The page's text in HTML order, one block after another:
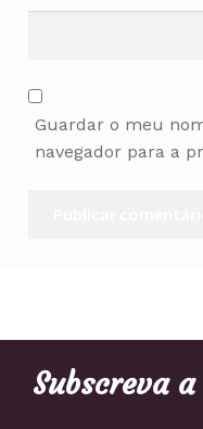
Guardar o meu
navegador para a
Subscreva